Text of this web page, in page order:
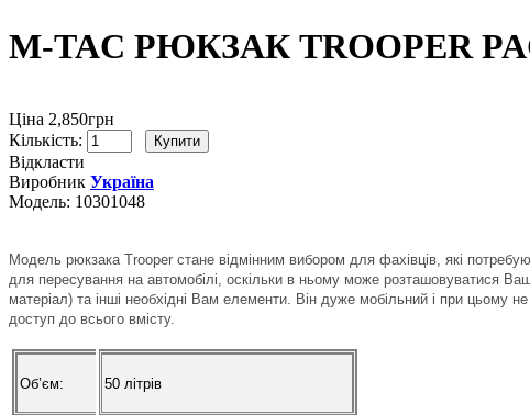
M-TAC РЮКЗАК TROOPER
Ціна 2,850грн
Кількість:
Відкласти
Виробник Україна
Модель: 10301048
Модель рюкзака Trooper стане відмінним вибором для фахівців, які
для пересування на автомобілі, оскільки в ньому може розташовуватися
матеріал) та інші необхідні Вам елементи. Він дуже мобільний і при цьому
доступ до всього вмісту.
Об’єм: 50 літрів